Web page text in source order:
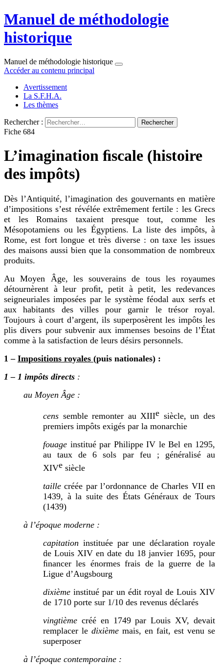
Manuel de méthodologie
historique
Manuel de méthodologie historique
Accéder au contenu principal
Avertissement
La S.F.H.A.
Les thèmes
Rechercher :
Fiche 684
L’imagination ﬁscale (histoire
des impôts)
Dès l’Antiquité, l’imagination des gouvernants en matière
d’impositions s’est révélée extrêmement fertile : les Grecs
et les Romains taxaient presque tout, comme les
Mésopotamiens ou les Égyptiens. La liste des impôts, à
Rome, est fort longue et très diverse : on taxe les issues
des maisons aussi bien que la consommation de nombreux
produits.
Au Moyen Âge, les souverains de tous les royaumes
détournèrent à leur proﬁt, petit à petit, les redevances
seigneuriales imposées par le système féodal aux serfs et
aux habitants des villes pour garnir le trésor royal.
Toujours à court d’argent, ils superposèrent les impôts les
plis divers pour subvenir aux immenses besoins de l’État
comme à la satisfaction de leurs désirs personnels.
1 – Impositions royales (puis nationales) :
1 – 1 impôts directs :
au Moyen Âge :
cens semble remonter au XIIIe siècle,un des
premiers impôts exigés par la monarchie
fouage institué par Philippe IV le Bel en 1295,
au taux de 6 sols par feu ; généralisé au
XIVe siècle
taillecréée par l’ordonnance de Charles VII en
1439, à la suite des États Généraux de Tours
(1439)
à l’époque moderne :
capitation instituée par une déclaration royale
de Louis XIV en date du 18 janvier 1695, pour
ﬁnancer les énormes frais de la guerre de la
Ligue d’Augsbourg
dixième institué par un édit royal de Louis XIV
de 1710 porte sur 1/10 des revenus déclarés
vingtième créé en 1749 par Louis XV, devait
remplacer le dixième mais, en fait, est venu se
superposer
à l’époque contemporaine :